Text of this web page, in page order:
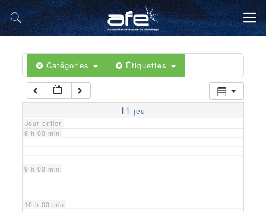
Catégories Étiquettes
11 jeu
Jour entier
5 h 00 min
6 h 00 min
7 h 00 min
8 h 00 min
9 h 00 min
10 h 00 min